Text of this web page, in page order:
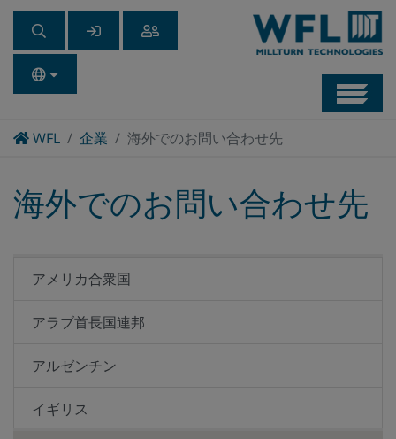
WFLHome
企業 海外でのお問い合わせ先
海外でのお問い合わせ先
アメリカ合衆国
アラブ首長国連邦
アルゼンチン
イギリス